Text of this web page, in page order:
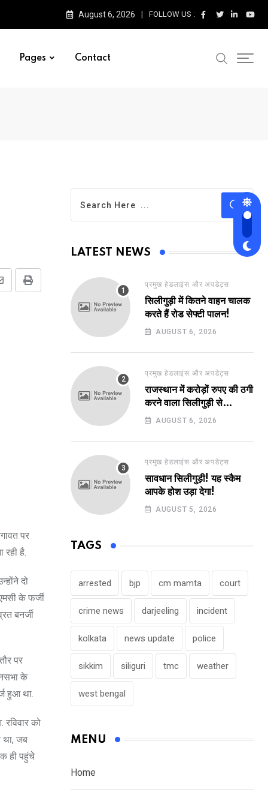
August 6, 2026 FOLLOW US :
Pages Contact
Print
पर
रही है.
दो
के फर्जी
बनर्जी
पर
के
हुआ था.
को
था, जब
ही पहुंचे
LATEST NEWS
प्रमुख हेडलाइंस और अपडेट्स
सिलीगुड़ी में कितने वाहन चालक
करते हैं रोड सेफ्टी पालन!
AUGUST 6, 2026
प्रमुख हेडलाइंस और अपडेट्स
राजस्थान में करोड़ों रुपए की ठगी
करने वाला सिलीगुड़ी से
गिरफ्तार!
AUGUST 6, 2026
प्रमुख हेडलाइंस और अपडेट्स
सावधान सिलीगुड़ी! यह स्कैम
आपके होश उड़ा देगा!
AUGUST 5, 2026
TAGS
arrested bjp cm mamta court
crime news darjeeling incident
kolkata news update police
sikkim siliguri tmc weather
west bengal
MENU
Home